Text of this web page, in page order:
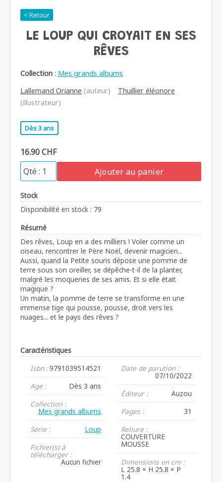
< Retour
LE LOUP QUI CROYAIT EN SES
RÊVES
Collection : Mes grands albums
Lallemand Orianne (auteur)
Thuillier éléonore
(illustrateur)
Dès 3 ans
16.90 CHF
Ajouter au panier
Stock
Disponibilité en stock : 79
Résumé
Des rêves, Loup en a des milliers ! Voler comme un
oiseau, rencontrer le Père Noël, devenir magicien...
Aussi, quand la Petite souris dépose une pomme de
terre sous son oreiller, se dépêche-t-il de la planter,
malgré les moqueries de ses amis. Et si elle était
magique ?
Un matin, la pomme de terre se transforme en une
immense tige qui pousse, pousse, droit vers les
nuages... et le pays des rêves ?
Caractéristiques
Isbn :9791039514521
Age :
Dès 3 ans
Collection :
Mes grands albums
Série :
Loup
Fichier(s) à
télécharger :
Aucun fichier
Date de parution :
07/10/2022
Éditeur :
Auzou
Pages :
31
Reliure :
COUVERTURE
MOUSSE
Dimensions en cm :
L 25.8 × H 25.8 × P
1.4